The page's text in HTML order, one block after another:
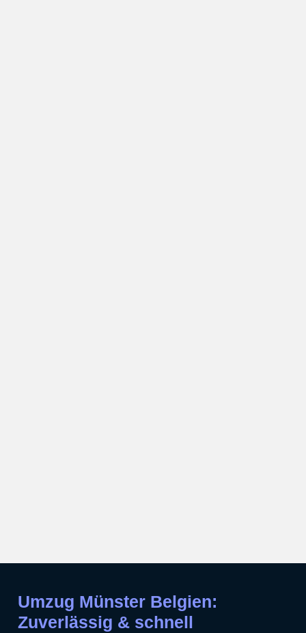
Umzug Münster Belgien:
Zuverlässig & schnell